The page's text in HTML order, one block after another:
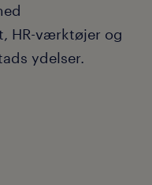
HR-værktøjer og
ydelser.